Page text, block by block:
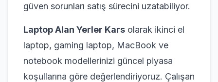
güven sorunları satış sürecini uzatabiliyor.
Laptop Alan Yerler Kars olarak ikinci el
laptop, gaming laptop, MacBook ve
notebook modellerinizi güncel piyasa
koşullarına göre değerlendiriyoruz. Çalışan